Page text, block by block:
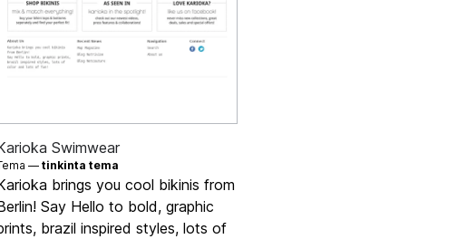
Swimwear
— tinkinta tema
brings you cool bikinis from
Say Hello to bold, graphic
brazil inspired styles, lots of